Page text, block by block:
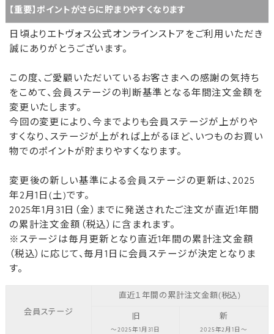
【重要】ポイントがさらに貯まりやすくなります
日頃よりエトヴォス公式オンラインストアをご利用いただき
誠にありがとうございます。
この度、ご愛顧いただいているお客さまへの感謝の気持ち
をこめて、会員ステージの判断基準となる年間注文金額を
変更いたします。
今回の変更により、今までよりも会員ステージが上がりや
すくなり、ステージが上がれば上がるほど、いつものお買い
物でのポイントが貯まりやすくなります。
変更後の新しい基準による会員ステージの更新は、2025
年2月1日(土)です。
2025年1月31日（金）までに発送されたご注文が直近1年間
の累計注文金額（税込）に含まれます。
※ステージは毎月更新となり直近1年間の累計注文金額
（税込）に応じて、毎月1日に会員ステージが決定となりま
す。
会員ステージ
直近１年間の累計注文金額(税込)
旧
～2025年1月31日
新
2025年2月1日～